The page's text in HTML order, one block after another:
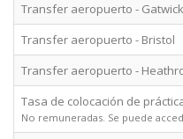
Transfer aeropuerto - Gatwick
Transfer aeropuerto - Bristol
Transfer aeropuerto -
Tasa de colocación de
No remuneradas. Se puede